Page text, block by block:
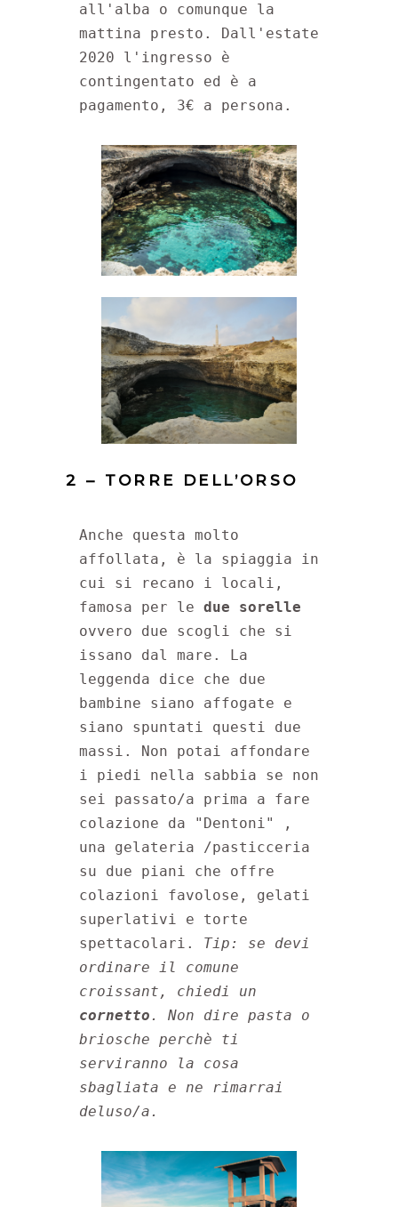
all'alba o comunque la
mattina presto. Dall'estate
2020 l'ingresso è
contingentato ed è a
pagamento, 3€ a persona.
2 – TORRE DELL’ORSO
Anche questa molto
affollata, è la spiaggia in
cui si recano i locali,
famosa per le
ovvero due scogli che si
issano dal mare. La
leggenda dice che due
bambine siano affogate e
siano spuntati questi due
massi. Non potai affondare
i piedi nella sabbia se non
sei passato/a prima a fare
colazione da "Dentoni" ,
una gelateria /pasticceria
su due piani che offre
colazioni favolose, gelati
superlativi e torte
spettacolari. Tip: se devi
ordinare il comune
cornetto . Non dire pasta o
briosche perchè ti
serviranno la cosa
sbagliata e ne rimarrai
deluso/a.